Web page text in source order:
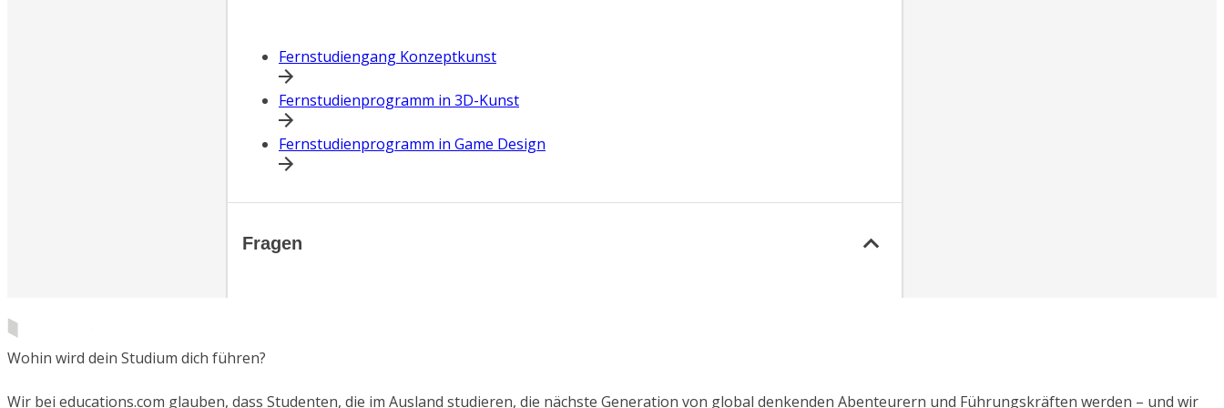
Fernstudiengang Konzeptkunst
Fernstudienprogramm in 3D-Kunst
Fernstudienprogramm in Game Design
Fragen
Wohin wird dein Studium dich führen?
Wir bei educations.com glauben, dass Studenten, die im Ausland studieren, die nächste Generation von global denkenden Abenteurern und Führungskräften werden – und wir